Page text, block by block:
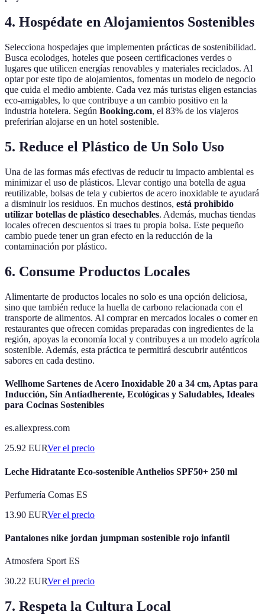
4. Hospédate en Alojamientos Sostenibles
Selecciona hospedajes que implementen prácticas de sostenibilidad.
Busca ecolodges, hoteles que poseen certificaciones verdes o
lugares que utilicen energías renovables y materiales reciclados. Al
optar por este tipo de alojamientos, fomentas un modelo de negocio
que cuida el medio ambiente. Cada vez más turistas eligen estancias
eco-amigables, lo que contribuye a un cambio positivo en la
industria hotelera. Según Booking.com, el 83% de los viajeros
preferirían alojarse en un hotel sostenible.
5. Reduce el Plástico de Un Solo Uso
Una de las formas más efectivas de reducir tu impacto ambiental es
minimizar el uso de plásticos. Llevar contigo una botella de agua
reutilizable, bolsas de tela y cubiertos de acero inoxidable te ayudará
a disminuir los residuos. En muchos destinos, está prohibido
utilizar botellas de plástico desechables. Además, muchas tiendas
locales ofrecen descuentos si traes tu propia bolsa. Este pequeño
cambio puede tener un gran efecto en la reducción de la
contaminación por plástico.
6. Consume Productos Locales
Alimentarte de productos locales no solo es una opción deliciosa,
sino que también reduce la huella de carbono relacionada con el
transporte de alimentos. Al comprar en mercados locales o comer en
restaurantes que ofrecen comidas preparadas con ingredientes de la
región, apoyas la economía local y contribuyes a un modelo agrícola
sostenible. Además, esta práctica te permitirá descubrir auténticos
sabores en cada destino.
Wellhome Sartenes de Acero Inoxidable 20 a 34 cm, Aptas para
Inducción, Sin Antiadherente, Ecológicas y Saludables, Ideales
para Cocinas Sostenibles
es.aliexpress.com
25.92 EURVer el precio
Leche Hidratante Eco-sostenible Anthelios SPF50+ 250 ml
Perfumería Comas ES
13.90 EURVer el precio
Pantalones nike jordan jumpman sostenible rojo infantil
Atmosfera Sport ES
30.22 EURVer el precio
7. Respeta la Cultura Local